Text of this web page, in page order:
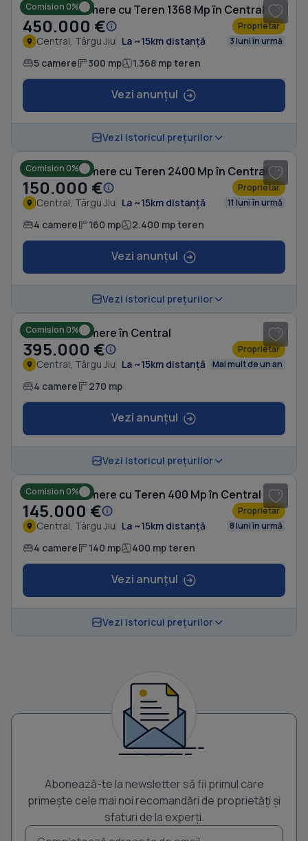
Comision 0%
Casă cu 5 camere cu Teren 1368 Mp în Central
450.000 € Proprietar
Central, Târgu Jiu La ~15km distanță 3 luni în urmă
5 camere 300 mp 1.368 mp teren
Vezi anunțul
Vezi istoricul prețurilor
Comision 0%
Casă cu 4 camere cu Teren 2400 Mp în Central
150.000 € Proprietar
Central, Târgu Jiu La ~15km distanță 11 luni în urmă
4 camere 160 mp 2.400 mp teren
Vezi anunțul
Vezi istoricul prețurilor
Comision 0%
Casă cu 4 camere în Central
395.000 € Proprietar
Central, Târgu Jiu La ~15km distanță Mai mult de un an
4 camere 270 mp
Vezi anunțul
Vezi istoricul prețurilor
Comision 0%
Casă cu 4 camere cu Teren 400 Mp în Central
145.000 € Proprietar
Central, Târgu Jiu La ~15km distanță 8 luni în urmă
4 camere 140 mp 400 mp teren
Vezi anunțul
Vezi istoricul prețurilor
Abonează-te la newsletter să fii primul care
primește cele mai noi recomandări de proprietăți și
sfaturi de la experți.